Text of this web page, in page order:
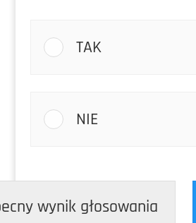
TAK
NIE
wynik głosowania